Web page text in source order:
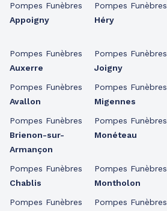
Pompes Funèbres
Appoigny
Pompes Funèbres
Auxerre
Pompes Funèbres
Avallon
Pompes Funèbres
Brienon-sur-
Armançon
Pompes Funèbres
Chablis
Pompes Funèbres
Pompes Funèbres
Héry
Pompes Funèbres
Joigny
Pompes Funèbres
Migennes
Pompes Funèbres
Monéteau
Pompes Funèbres
Montholon
Pompes Funèbres